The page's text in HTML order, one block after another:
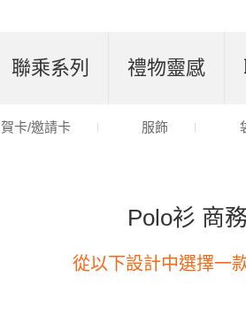
Polo衫 商務
從以下設計中選擇一
聯乘系列 禮物靈感
賀卡/邀請卡 服飾